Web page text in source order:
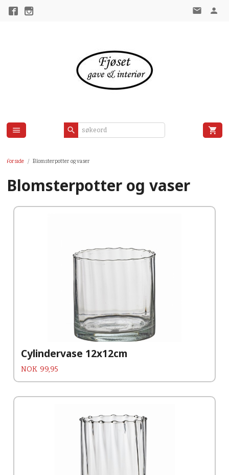
Forside Blomsterpotter og vaser
Blomsterpotter og vaser
Cylindervase 12x12cm
Pris
NOK 99,95